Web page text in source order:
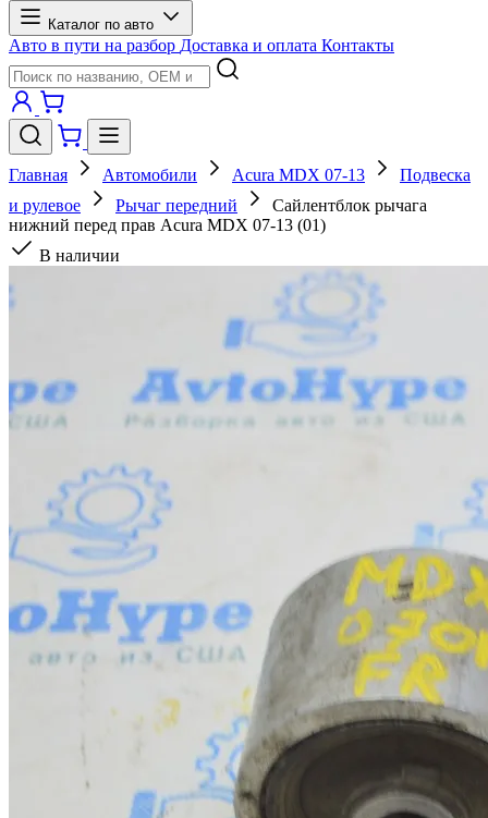
Каталог по авто
Авто в пути на разбор Доставка и оплата Контакты
Главная Автомобили Acura MDX 07-13
Подвеска
и рулевое
Рычаг передний
Сайлентблок рычага
нижний перед прав Acura MDX 07-13 (01)
В наличии